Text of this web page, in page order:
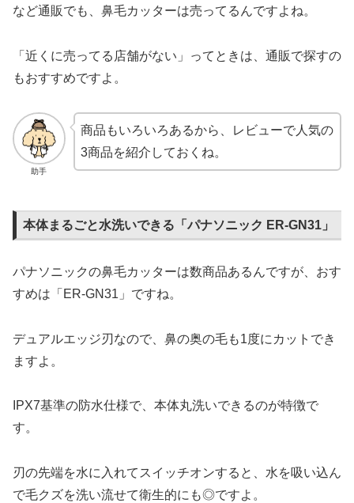
など通販でも、鼻毛カッターは売ってるんですよね。
「近くに売ってる店舗がない」ってときは、通販で探すの
もおすすめですよ。
助手
商品もいろいろあるから、レビューで人気の
3商品を紹介しておくね。
本体まるごと水洗いできる「パナソニック ER-GN31」
パナソニックの鼻毛カッターは数商品あるんですが、おす
すめは「ER-GN31」ですね。
デュアルエッジ刃なので、鼻の奥の毛も1度にカットでき
ますよ。
IPX7基準の防水仕様で、本体丸洗いできるのが特徴で
す。
刃の先端を水に入れてスイッチオンすると、水を吸い込ん
で毛クズを洗い流せて衛生的にも◎ですよ。